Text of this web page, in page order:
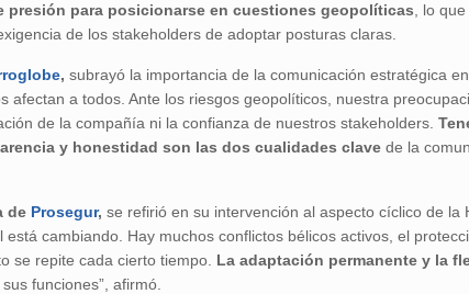
presión para posicionarse en cuestiones geopolíticas , lo
de los stakeholders de adoptar posturas claras.
,subrayó la importancia de la comunicación estratégica
afectan a todos. Ante los riesgos geopolíticos, nuestra
de la compañía ni la confianza de nuestros stakeholders.
y honestidad son las dos cualidades clave de la
de Prosegur,se refirió en su intervención al aspecto cíclico de la
cambiando. Hay muchos conflictos bélicos activos, el
se repite cada cierto tiempo. La adaptación permanente y la
funciones”, afirmó.